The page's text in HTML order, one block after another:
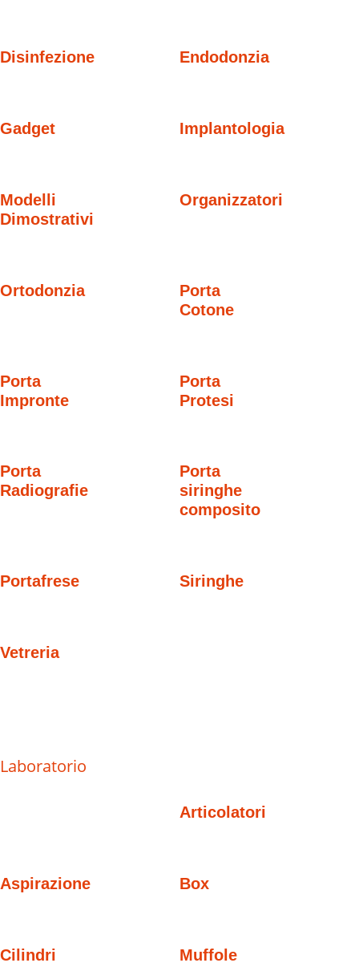
Disinfezione Endodonzia
Gadget Implantologia
Modelli
Dimostrativi
Organizzatori
Ortodonzia
Porta
Cotone
Porta
Impronte
Porta
Protesi
Porta
Radiografie
Porta
siringhe
composito
Portafrese Siringhe
Vetreria
Laboratorio
Articolatori
Aspirazione Box
Cilindri Muffole